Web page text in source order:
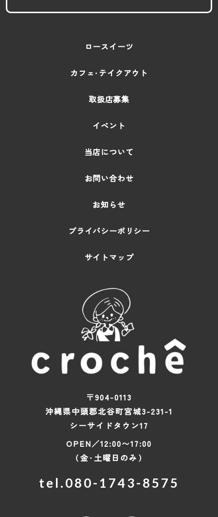
ロースイーツ
カフェ・テイクアウト
取扱店募集
イベント
当店について
お問い合わせ
お知らせ
プライバシーポリシー
サイトマップ
〒904-0113
沖縄県中頭郡北谷町宮城3-231-1
シーサイドタウン17
OPEN／12:00〜17:00
（金・土曜日のみ）
tel.080-1743-8575